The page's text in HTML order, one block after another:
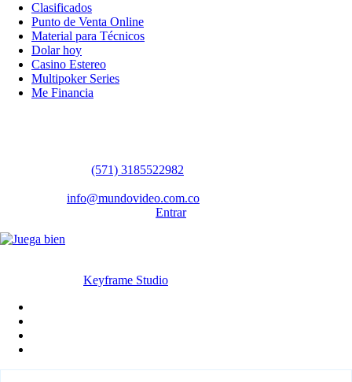
Clasificados
Punto de Venta Online
Material para Técnicos
Dolar hoy
Casino Estereo
Multipoker Series
Me Financia
(57​​1) 3185522982
info@mundovideo.com.co
Entrar
Keyframe Studio